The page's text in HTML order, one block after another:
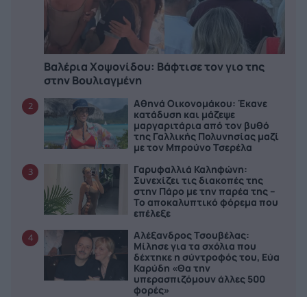
Βαλέρια Χοψονίδου: Bάφτισε τον γιο της
στην Βουλιαγμένη
2
Αθηνά Οικονομάκου: Έκανε
κατάδυση και μάζεψε
μαργαριτάρια από τον βυθό
της Γαλλικής Πολυνησίας μαζί
με τον Μπρούνο Τσερέλα
3
Γαρυφαλλιά Καληφώνη:
Συνεχίζει τις διακοπές της
στην Πάρο με την παρέα της –
Το αποκαλυπτικό φόρεμα που
επέλεξε
4
Αλέξανδρος Τσουβέλας:
Μίλησε για τα σχόλια που
δέχτηκε η σύντροφός του, Εύα
Καρύδη «Θα την
υπερασπιζόμουν άλλες 500
φορές»